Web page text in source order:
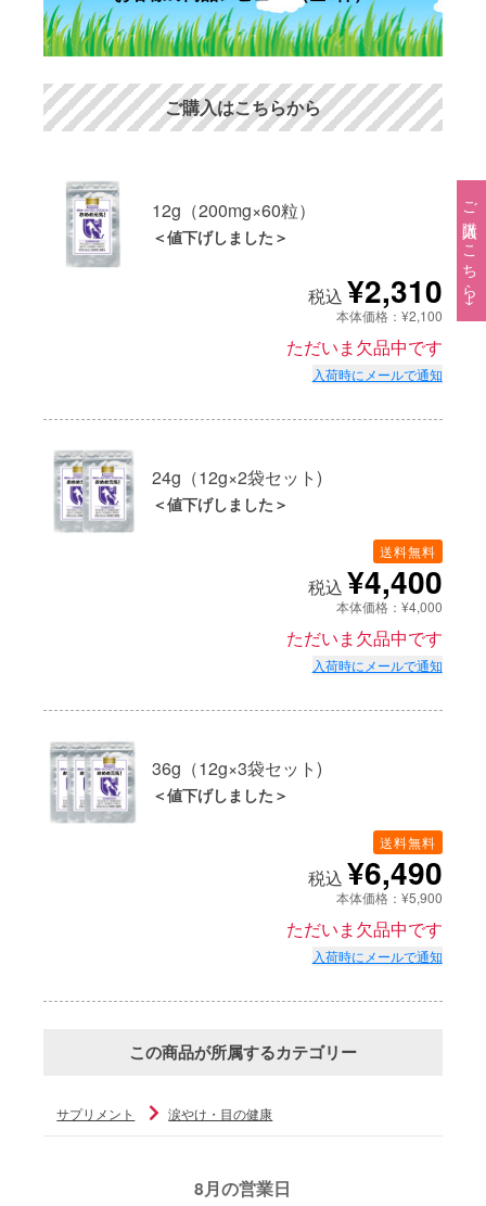
ご購入はこちら→
ご購入はこちらから
12g（200mg×60粒）
＜値下げしました＞
税込 ¥2,310
本体価格：¥2,100
ただいま欠品中です
入荷時にメールで通知
24g（12g×2袋セット)
＜値下げしました＞
送料無料
税込 ¥4,400
本体価格：¥4,000
ただいま欠品中です
入荷時にメールで通知
36g（12g×3袋セット)
＜値下げしました＞
送料無料
税込 ¥6,490
本体価格：¥5,900
ただいま欠品中です
入荷時にメールで通知
この商品が所属するカテゴリー
サプリメント 涙やけ・目の健康
8月の営業日